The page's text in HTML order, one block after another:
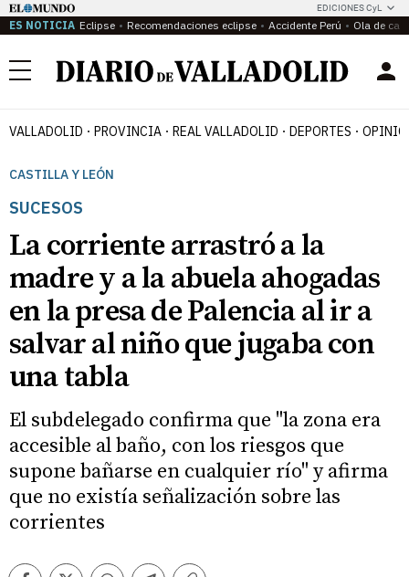
EDICIONES CyL
ES NOTICIA Eclipse Recomendaciones eclipse Accidente Perú Ola de
Menú
VALLADOLID PROVINCIA REAL VALLADOLID DEPORTES
CASTILLA Y LEÓN
SUCESOS
La corriente arrastró a la
madre y a la abuela ahogadas
en la presa de Palencia al ir a
salvar al niño que jugaba con
una tabla
El subdelegado confirma que "la zona era
accesible al baño, con los riesgos que
supone bañarse en cualquier río" y afirma
que no existía señalización sobre las
corrientes